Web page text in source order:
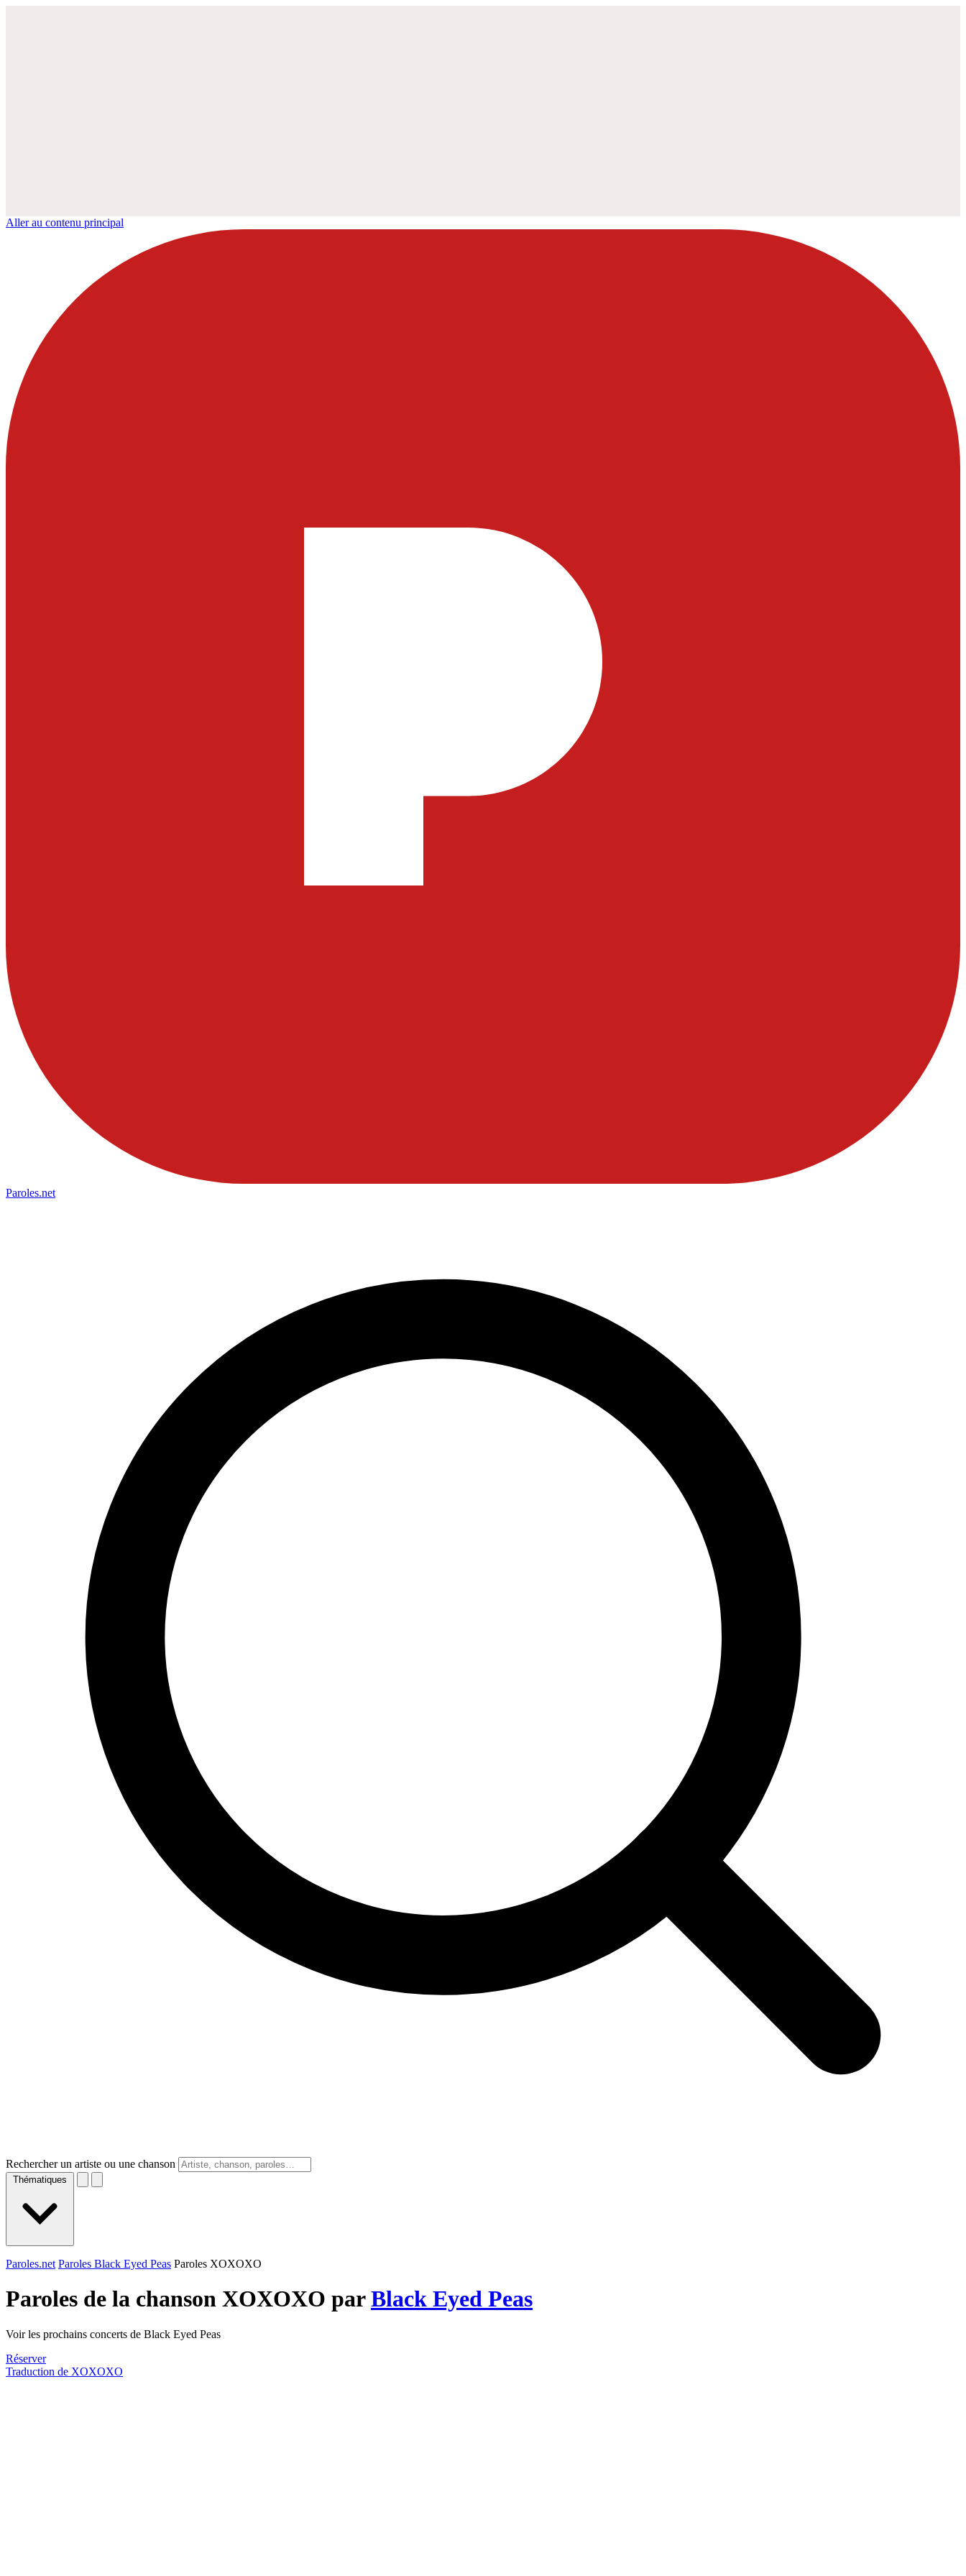
Aller au contenu principal
Paroles.net
Rechercher un artiste ou une chanson
Thématiques
Paroles.net Paroles Black Eyed Peas Paroles XOXOXO
Paroles de la chanson XOXOXO parBlack Eyed Peas
Voir les prochains concerts de Black Eyed Peas
Réserver
Traduction de XOXOXO